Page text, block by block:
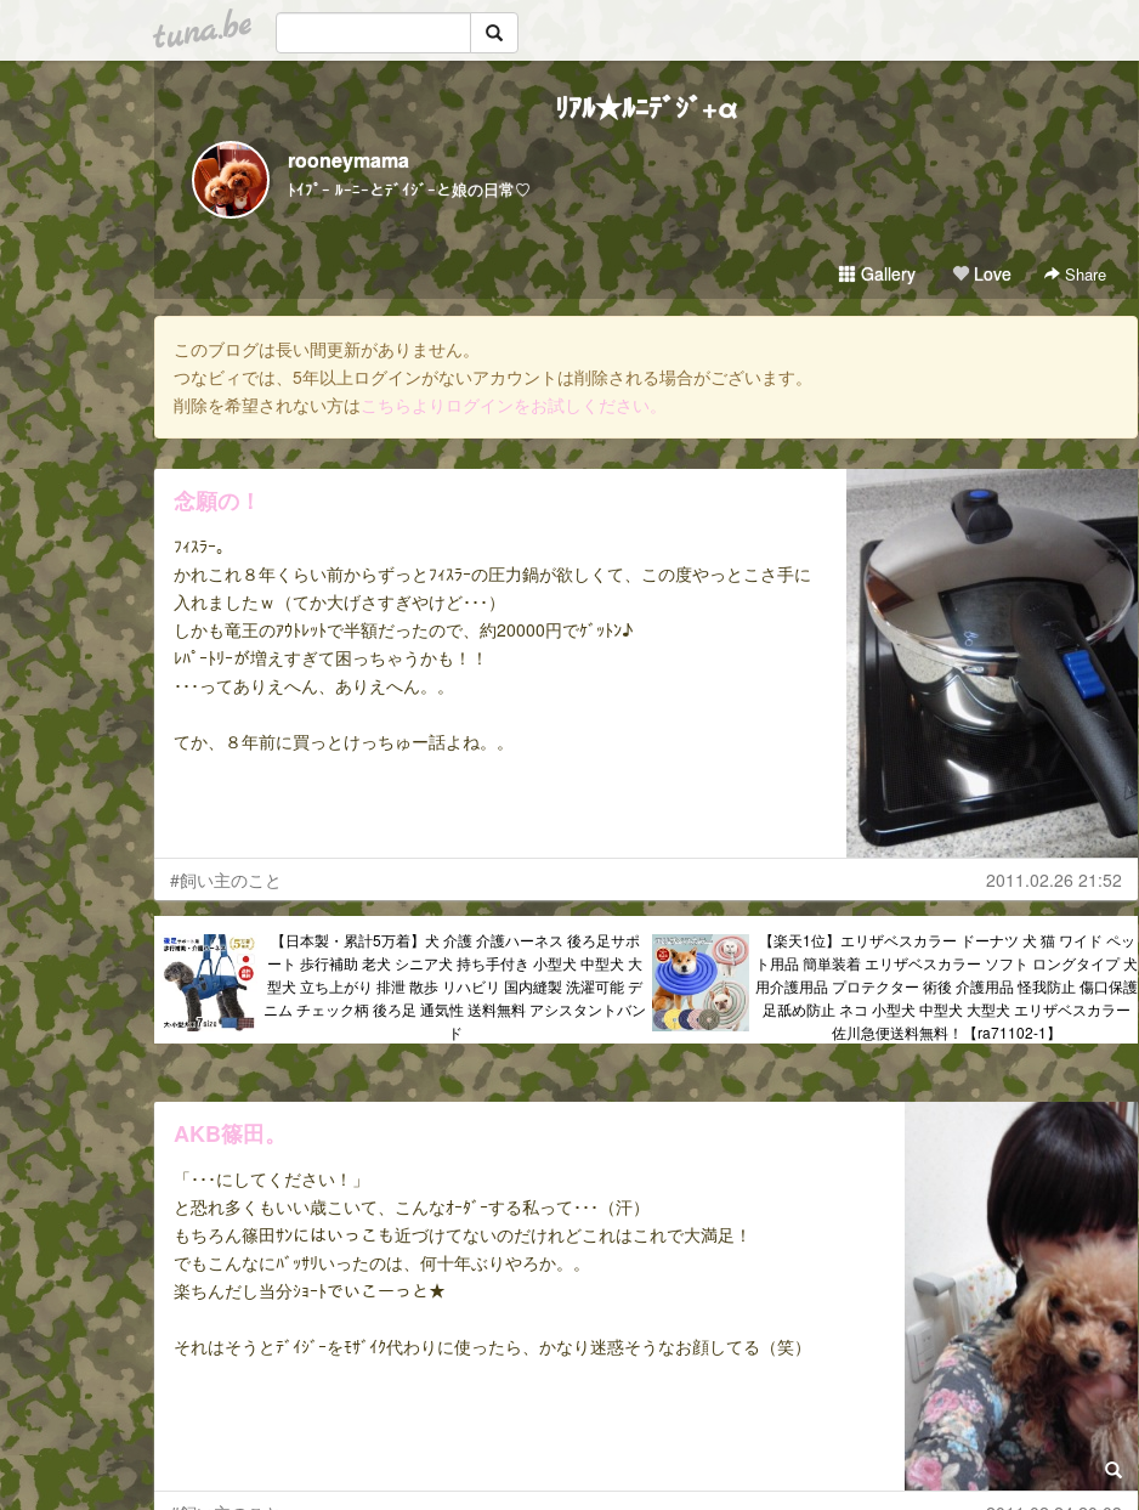
tuna.be
ﾘｱﾙ★ﾙﾆﾃﾞｼﾞ+α
rooneymama
ﾄｲﾌﾟｰ ﾙｰﾆｰとﾃﾞｲｼﾞｰと娘の日常♡
Gallery Love Share
このブログは長い間更新がありません。
つなビィでは、5年以上ログインがないアカウントは削除される場合がございます。
削除を希望されない方はこちらよりログインをお試しください。
念願の！
ﾌｨｽﾗｰ。
かれこれ８年くらい前からずっとﾌｨｽﾗｰの圧力鍋が欲しくて、この度やっとこさ手に
入れましたｗ（てか大げさすぎやけど･･･）
しかも竜王のｱｳﾄﾚｯﾄで半額だったので、約20000円でｹﾞｯﾄﾝ♪
ﾚﾊﾟｰﾄﾘｰが増えすぎて困っちゃうかも！！
･･･ってありえへん、ありえへん。。
てか、８年前に買っとけっちゅー話よね。。
#飼い主のこと 2011.02.26 21:52
【日本製・累計5万着】犬 介護 介護ハーネス 後ろ足サポ
ート 歩行補助 老犬 シニア犬 持ち手付き 小型犬 中型犬 大
型犬 立ち上がり 排泄 散歩 リハビリ 国内縫製 洗濯可能 デ
ニム チェック柄 後ろ足 通気性 送料無料 アシスタントバン
ド
【楽天1位】エリザベスカラー ドーナツ 犬 猫 ワイド ペッ
ト用品 簡単装着 エリザベスカラー ソフト ロングタイプ 犬
用介護用品 プロテクター 術後 介護用品 怪我防止 傷口保護
足舐め防止 ネコ 小型犬 中型犬 大型犬 エリザベスカラー
佐川急便送料無料！【ra71102-1】
AKB篠田。
「･･･にしてください！」
と恐れ多くもいい歳こいて、こんなｵｰﾀﾞｰする私って･･･（汗）
もちろん篠田ｻﾝにはいっこも近づけてないのだけれどこれはこれで大満足！
でもこんなにﾊﾞｯｻﾘいったのは、何十年ぶりやろか。。
楽ちんだし当分ｼｮｰﾄでいこーっと★
それはそうとﾃﾞｲｼﾞｰをﾓｻﾞｲｸ代わりに使ったら、かなり迷惑そうなお顔してる（笑）